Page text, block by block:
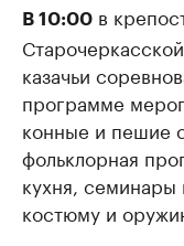
В 10:00 в
казачьи
программе
конные и пешие
фольклорная
кухня,
костюму и